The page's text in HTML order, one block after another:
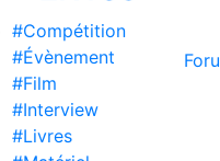
#Compétition
#Évènement
#Film
#Interview
#Livres